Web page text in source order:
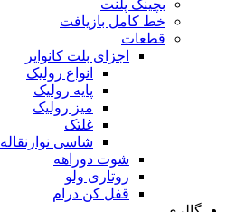
بچینگ پلنت
خط کامل بازیافت
قطعات
اجزای بلت کانوایر
انواع رولیک
پایه رولیک
میز رولیک
غلتک
شاسی نوارنقاله
شوت دوراهه
روتاری ولو
قفل کن درام